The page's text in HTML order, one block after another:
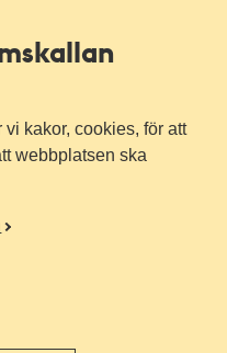
kakor, cookies, för att
webbplatsen ska